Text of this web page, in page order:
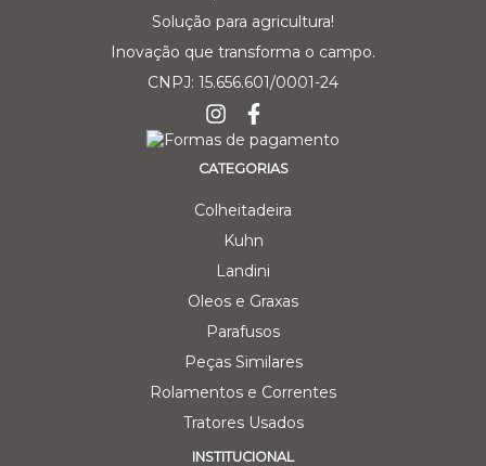
Solução para agricultura!
Inovação que transforma o campo.
CNPJ: 15.656.601/0001-24
CATEGORIAS
Colheitadeira
Kuhn
Landini
Oleos e Graxas
Parafusos
Peças Similares
Rolamentos e Correntes
Tratores Usados
INSTITUCIONAL